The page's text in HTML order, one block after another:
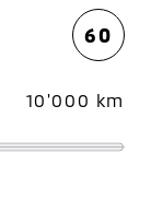
60
10'000 km